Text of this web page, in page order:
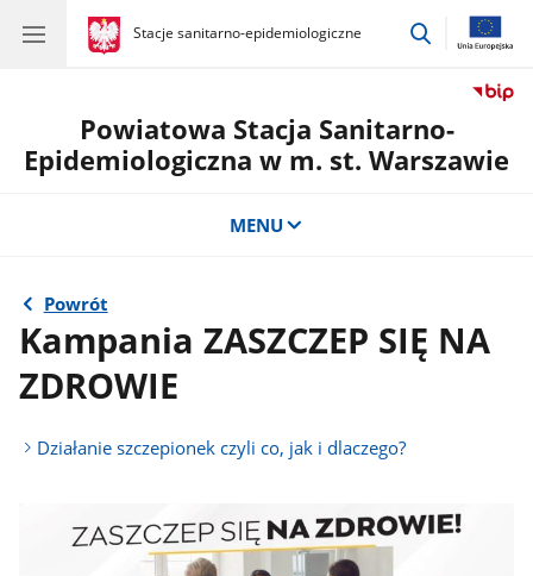
gov.pl
Stacje sanitarno-epidemiologiczne
gov.pl
Stacje
przejdź
Powiatowa Stacja Sanitarno-
Epidemiologiczna w m. st. Warszawie
MENU
Powrót
Kampania ZASZCZEP SIĘ NA
ZDROWIE
Działanie szczepionek czyli co, jak i dlaczego?